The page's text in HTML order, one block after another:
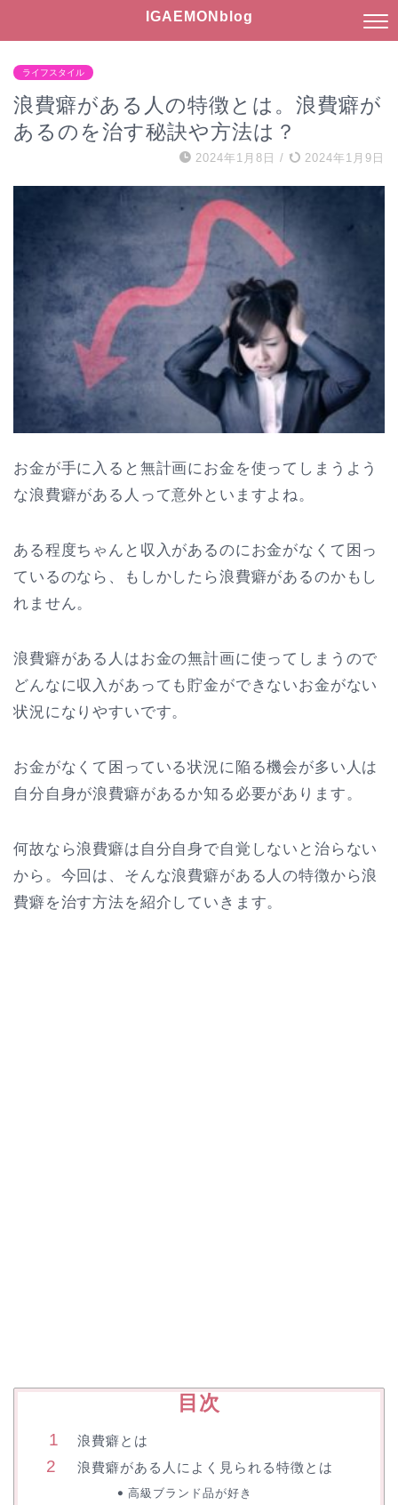
IGAEMONblog
ライフスタイル
浪費癖がある人の特徴とは。浪費癖が
あるのを治す秘訣や方法は？
2024年1月8日 / 2024年1月9日
お金が手に入ると無計画にお金を使ってしまうよう
な浪費癖がある人って意外といますよね。
ある程度ちゃんと収入があるのにお金がなくて困っ
ているのなら、もしかしたら浪費癖があるのかもし
れません。
浪費癖がある人はお金の無計画に使ってしまうので
どんなに収入があっても貯金ができないお金がない
状況になりやすいです。
お金がなくて困っている状況に陥る機会が多い人は
自分自身が浪費癖があるか知る必要があります。
何故なら浪費癖は自分自身で自覚しないと治らない
から。今回は、そんな浪費癖がある人の特徴から浪
費癖を治す方法を紹介していきます。
目次
浪費癖とは
浪費癖がある人によく見られる特徴とは
高級ブランド品が好き